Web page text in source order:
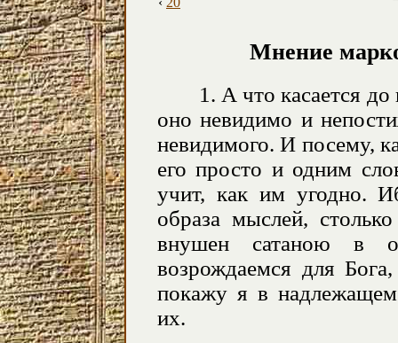
Мнение
1. А что касается
оно невидимо и
невидимого. И посему,
его просто и одним
учит, как им угодно.
образа мыслей,
внушен сатаною в
возрождаемся для
покажу я в надлежащем
их.